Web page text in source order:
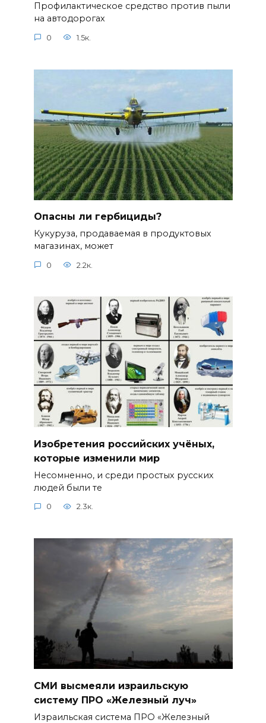
Профилактическое средство против пыли
на автодорогах
0 1.5к.
Опасны ли гербициды?
Кукуруза, продаваемая в продуктовых
магазинах, может
0 2.2к.
Изобретения российских учёных,
которые изменили мир
Несомненно, и среди простых русских
людей были те
0 2.3к.
СМИ высмеяли израильскую
систему ПРО «Железный луч»
Израильская система ПРО «Железный